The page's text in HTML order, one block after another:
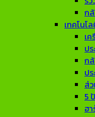
ก
เทคโนโ
เ
ป
ก
ป
ส่
5
ฮ